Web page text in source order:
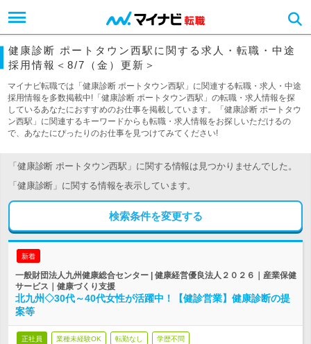
健康診断 ポートタウン西駅に関する求人・転職・中途
採用情報＜8/7（金）更新＞
マイナビ転職では「健康診断 ポートタウン西駅」に関連する転職・求人・中途
採用情報を多数掲載中!「健康診断 ポートタウン西駅」の転職・求人情報を探
しているあなたにおすすめのお仕事を掲載しています。「健康診断 ポートタウ
ン西駅」に関連するキーワードからも転職・求人情報をお探しいただけるの
で、あなたにぴったりのお仕事を見つけてみてください!
「健康診断 ポートタウン西駅」に関する情報は見つかりませんでした。
「健康診断」に関する情報を表示しています。
検索条件を変更する
新着
一般財団法人九州健康総合センター | 健康経営優良法人２０２６｜産業保健
サービス｜健康づくり支援
北九州◇30代～40代女性が活躍中！【健診営業】健康診断の提
案等
正社員 業種未経験OK 転勤なし 学歴不問